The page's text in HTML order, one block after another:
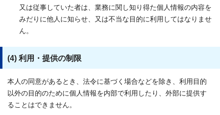
又は従事していた者は、業務に関し知り得た個人情報の内容を
みだりに他人に知らせ、又は不当な目的に利用してはなりませ
ん。
(4) 利用・提供の制限
本人の同意があるとき、法令に基づく場合などを除き、利用目的
以外の目的のために個人情報を内部で利用したり、外部に提供す
ることはできません。